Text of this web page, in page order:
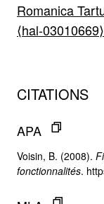
Romanica
⟨hal-03010669⟩
CITATIONS
APA
Voisin, B. (2008).
fonctionnalités.